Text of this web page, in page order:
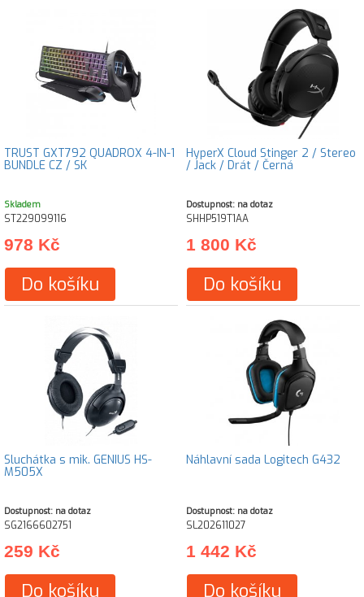
TRUST GXT792 QUADROX 4-IN-1
BUNDLE CZ / SK
Skladem
ST229099116
978 Kč
Do košíku
HyperX Cloud Stinger 2 / Stereo
/ Jack / Drát / Černá
Dostupnost: na dotaz
SHHP519T1AA
1 800 Kč
Do košíku
Sluchátka s mik. GENIUS HS-
M505X
Dostupnost: na dotaz
SG2166602751
259 Kč
Do košíku
Náhlavní sada Logitech G432
Dostupnost: na dotaz
SL202611027
1 442 Kč
Do košíku